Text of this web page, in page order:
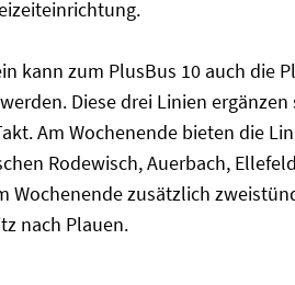
kann zum PlusBus 10 auch die
Diese drei Linien ergänzen
Am Wochenende bieten die
Rodewisch, Auerbach,
Wochenende zusätzlich
nach Plauen.